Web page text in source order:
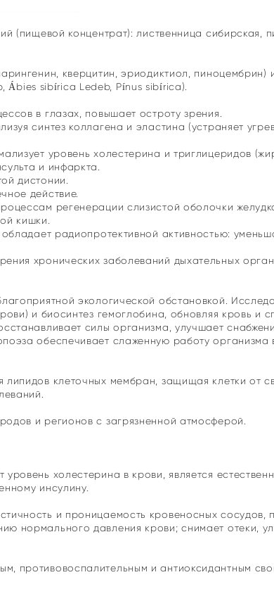
(пищевой концентрат): лиственница сибирская,
кверцитин, эриодиктиол,
Ábies sibírica Ledeb, Pínus sibírica).
в глазах, повышает остроту зрения.
синтез коллагена и эластина (устраняет
уровень холестерина и триглицеридов
и инфаркта.
дистонии.
действие.
регенерации слизистой оболочки
кишки.
радиопротективной активностью:
хронических заболеваний дыхательных
экологической обстановкой.
и биосинтез гемоглобина, обновляя кровь и
силы организма, улучшает
обеспечивает слаженную работу организма
клеточных мембран, защищая клетки от
и регионов с загрязненной атмосферой.
холестерина в крови, является
инсулину.
и проницаемость кровеносных сосудов,
нормального давления крови; снимает отеки,
противовоспалительным и антиоксидантным